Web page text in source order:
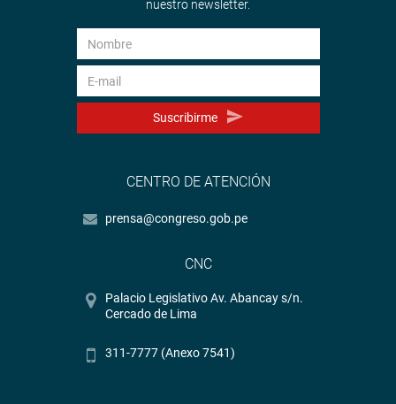
nuestro newsletter.
Suscribirme
CENTRO DE ATENCIÓN
prensa@congreso.gob.pe
CNC
Palacio Legislativo Av. Abancay s/n.
Cercado de Lima
311-7777 (Anexo 7541)